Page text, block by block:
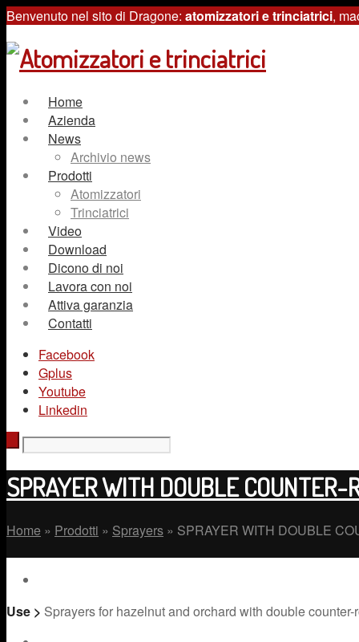
Benvenuto nel sito di Dragone: atomizzatori e trinciatrici,
Home
Azienda
News
Archivio news
Prodotti
Atomizzatori
Trinciatrici
Video
Download
Dicono di noi
Lavora con noi
Attiva garanzia
Contatti
Facebook
Gplus
Youtube
Linkedin
SPRAYER WITH DOUBLE COUNTER-
Home » Prodotti » Sprayers » SPRAYER WITH DOUBLE
Use > Sprayers for hazelnut and orchard with double